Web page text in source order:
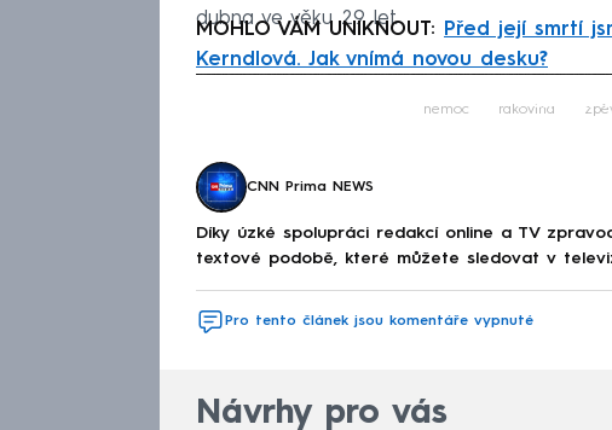
dubna ve věku 29 let.
MOHLO VÁM UNIKNOUT:
Před její smrtí
Kerndlová. Jak vnímá novou desku?
Failed
nemoc rakovina
CNN Prima NEWS
Díky úzké spolupráci redakcí online a TV
textové podobě, které můžete sledovat v
Pro tento článek jsou komentáře vypnuté
Návrhy pro vás